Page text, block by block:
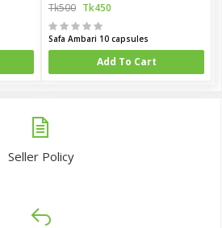
Tk500 Tk450
Safa Ambari 10 capsules
Add To Cart
Seller Policy